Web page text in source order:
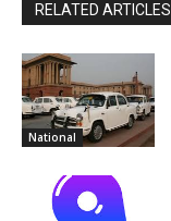
RELATED ARTICLES
National